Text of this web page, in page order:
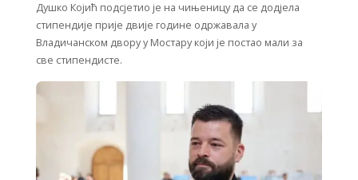
Душко Којић подсјетио је на чињеницу да се додјела
стипендије прије двије године одржавала у
Владичанском двору у Мостару који је постао мали за
све стипендисте.